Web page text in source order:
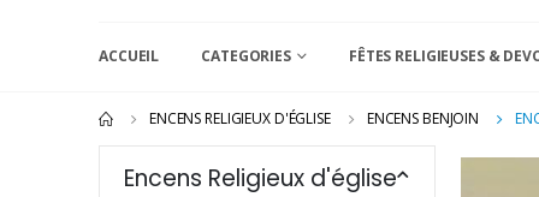
ACCUEIL CATEGORIES FÊTES RELIGIEUSES &
ENCENS RELIGIEUX D'ÉGLISE ENCENS BENJOIN
Encens Religieux d'église